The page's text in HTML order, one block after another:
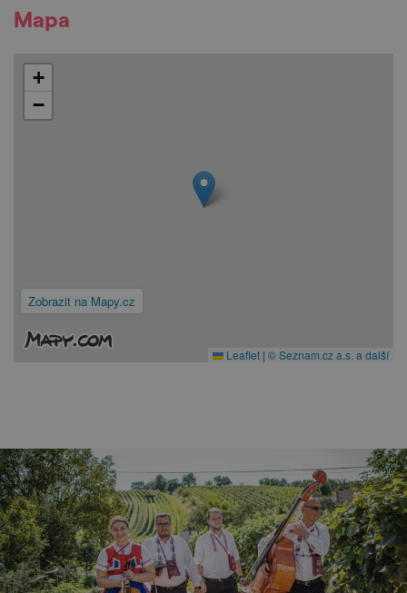
Mapa
Zobrazit na Mapy.cz
+
−
Leaflet | © Seznam.cz a.s. a další